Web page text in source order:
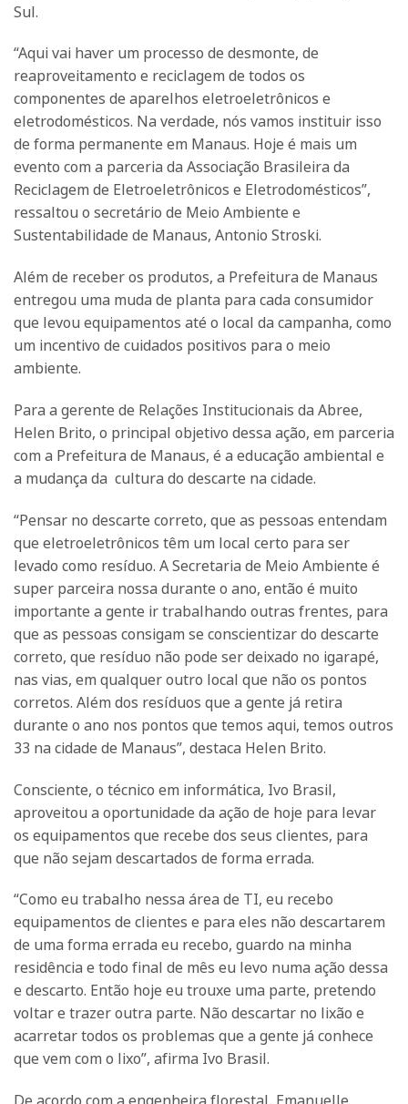
Sul.
“Aqui vai haver um processo de desmonte, de
reaproveitamento e reciclagem de todos os
componentes de aparelhos eletroeletrônicos e
eletrodomésticos. Na verdade, nós vamos instituir isso
de forma permanente em Manaus. Hoje é mais um
evento com a parceria da Associação Brasileira da
Reciclagem de Eletroeletrônicos e Eletrodomésticos”,
ressaltou o secretário de Meio Ambiente e
Sustentabilidade de Manaus, Antonio Stroski.
Além de receber os produtos, a Prefeitura de Manaus
entregou uma muda de planta para cada consumidor
que levou equipamentos até o local da campanha, como
um incentivo de cuidados positivos para o meio
ambiente.
Para a gerente de Relações Institucionais da Abree,
Helen Brito, o principal objetivo dessa ação, em parceria
com a Prefeitura de Manaus, é a educação ambiental e
a mudança da cultura do descarte na cidade.
“Pensar no descarte correto, que as pessoas entendam
que eletroeletrônicos têm um local certo para ser
levado como resíduo. A Secretaria de Meio Ambiente é
super parceira nossa durante o ano, então é muito
importante a gente ir trabalhando outras frentes, para
que as pessoas consigam se conscientizar do descarte
correto, que resíduo não pode ser deixado no igarapé,
nas vias, em qualquer outro local que não os pontos
corretos. Além dos resíduos que a gente já retira
durante o ano nos pontos que temos aqui, temos outros
33 na cidade de Manaus”, destaca Helen Brito.
Consciente, o técnico em informática, Ivo Brasil,
aproveitou a oportunidade da ação de hoje para levar
os equipamentos que recebe dos seus clientes, para
que não sejam descartados de forma errada.
“Como eu trabalho nessa área de TI, eu recebo
equipamentos de clientes e para eles não descartarem
de uma forma errada eu recebo, guardo na minha
residência e todo final de mês eu levo numa ação dessa
e descarto. Então hoje eu trouxe uma parte, pretendo
voltar e trazer outra parte. Não descartar no lixão e
acarretar todos os problemas que a gente já conhece
que vem com o lixo”, afirma Ivo Brasil.